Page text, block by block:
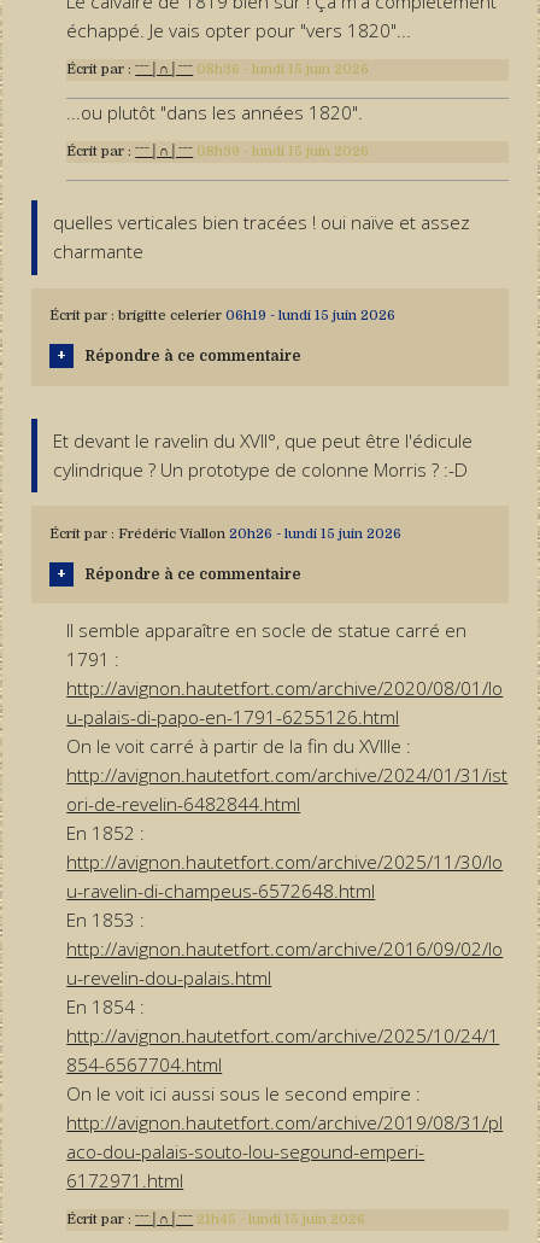
échappé. Je vais opter pour "vers 1820"...
Écrit par :ˉˉˉ│∩│ˉˉˉ 08h36 -lundi 15 juin 2026
...ou plutôt "dans les années 1820".
Écrit par :ˉˉˉ│∩│ˉˉˉ 08h39 -lundi 15 juin 2026
quelles verticales bien tracées ! oui naïve et assez
charmante
Écrit par : brigitte celerier 06h19 - lundi 15 juin 2026
Répondre à ce commentaire
Et devant le ravelin du XVII°, que peut être l'édicule
cylindrique ? Un prototype de colonne Morris ? :-D
Écrit par : Frédéric Viallon 20h26 - lundi 15 juin 2026
Répondre à ce commentaire
Il semble apparaître en socle de statue carré en
1791 :
http://avignon.hautetfort.com/archive/2020/08/01/lo
u-palais-di-papo-en-1791-6255126.html
On le voit carré à partir de la fin du XVIIIe :
http://avignon.hautetfort.com/archive/2024/01/31/ist
ori-de-revelin-6482844.html
En 1852 :
http://avignon.hautetfort.com/archive/2025/11/30/lo
u-ravelin-di-champeus-6572648.html
En 1853 :
http://avignon.hautetfort.com/archive/2016/09/02/lo
u-revelin-dou-palais.html
En 1854 :
http://avignon.hautetfort.com/archive/2025/10/24/1
854-6567704.html
On le voit ici aussi sous le second empire :
http://avignon.hautetfort.com/archive/2019/08/31/pl
aco-dou-palais-souto-lou-segound-emperi-
6172971.html
Écrit par :ˉˉˉ│∩│ˉˉˉ 21h45 -lundi 15 juin 2026